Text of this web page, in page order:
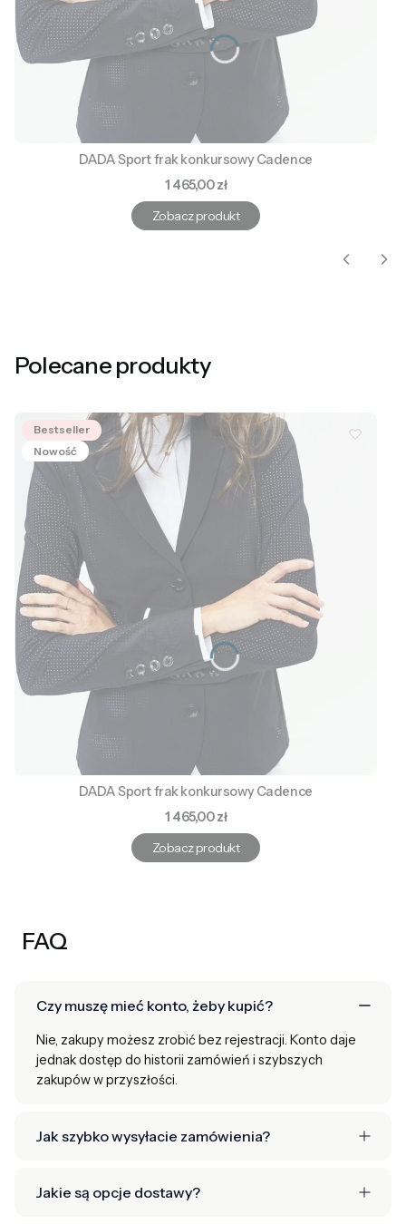
DADA Sport frak konkursowy Cadence
Cena
1 465,00 zł
Zobacz produkt
Polecane produkty
Bestseller
Nowość
DADA Sport frak konkursowy Cadence
Cena
1 465,00 zł
Zobacz produkt
FAQ
Czy muszę mieć konto, żeby kupić?
Nie, zakupy możesz zrobić bez rejestracji. Konto daje
jednak dostęp do historii zamówień i szybszych
zakupów w przyszłości.
Jak szybko wysyłacie zamówienia?
Jakie są opcje dostawy?